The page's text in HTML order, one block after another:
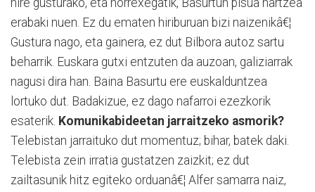
nire gusturako, eta horrexegatik, Basurtun pisua hartzea
erabaki nuen. Ez du ematen hiriburuan bizi naizenikâ€¦
Gustura nago, eta gainera, ez dut Bilbora autoz sartu
beharrik. Euskara gutxi entzuten da auzoan, galiziarrak
nagusi dira han. Baina Basurtu ere euskalduntzea
lortuko dut. Badakizue, ez dago nafarroi ezezkorik
esaterik. Komunikabideetan jarraitzeko asmorik?
Telebistan jarraituko dut momentuz; bihar, batek daki.
Telebista zein irratia gustatzen zaizkit; ez dut
zailtasunik hitz egiteko orduanâ€¦ Alfer samarra naiz,